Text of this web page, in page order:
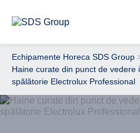
Echipamente Horeca SDS Group
Haine curate din punct de vedere
spălătorie Electrolux Professional